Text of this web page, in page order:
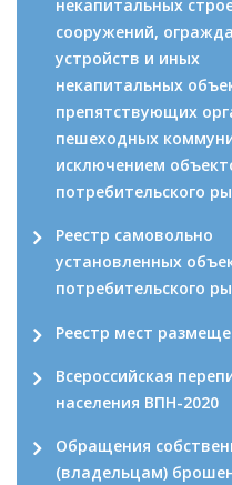
некапитальных
сооружений,
устройств и иных
некапитальных
препятствующих
пешеходных
исключением
потребительского
Реестр самовольно
установленных
потребительского
Реестр мест
Всероссийская
населения ВПН-2020
Обращения
(владельцам)